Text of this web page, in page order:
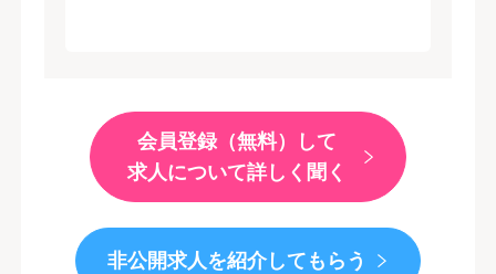
会員登録（無料）して
求人について詳しく聞く
非公開求人を紹介してもらう